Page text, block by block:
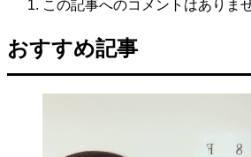
この記事へのコメントはありませ
おすすめ記事